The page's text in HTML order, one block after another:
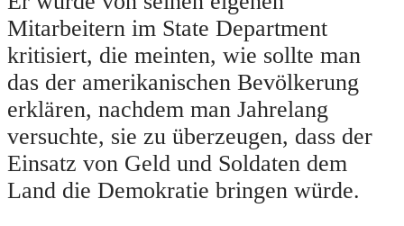
Mitarbeitern im State Department
kritisiert, die meinten, wie sollte man
das der amerikanischen Bevölkerung
erklären, nachdem man Jahrelang
versuchte, sie zu überzeugen, dass der
Einsatz von Geld und Soldaten dem
Land die Demokratie bringen würde.